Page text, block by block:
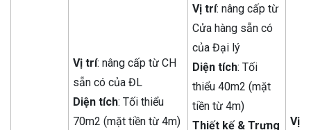
Vị trí: nâng cấp từ CH
sẵn có của ĐL
Diện tích: Tối thiểu
70m2 (mặt tiền từ 4m)
Vị trí: nâng cấp từ
Cửa hàng sẵn có
của Đại lý
Diện tích: Tối
thiểu 40m2 (mặt
tiền từ 4m)
Thiết kế & Trưng
Vị